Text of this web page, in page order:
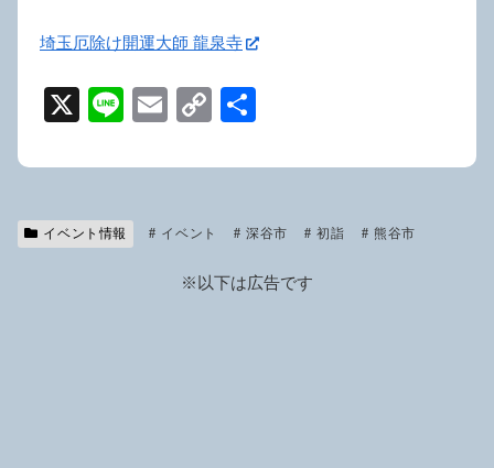
埼玉厄除け開運大師 龍泉寺
X
Li
e
E
ail
C
p
Li
n
イベント情報 イベント 深谷市 初詣 熊谷市
※以下は広告です